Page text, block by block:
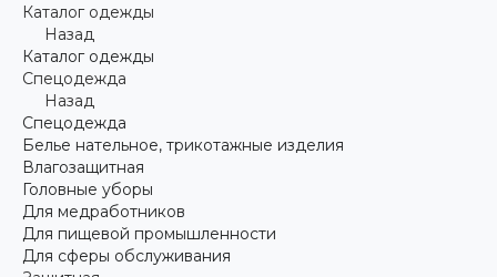
Каталог одежды
Назад
Каталог одежды
Спецодежда
Назад
Спецодежда
Белье нательное, трикотажные изделия
Влагозащитная
Головные уборы
Для медработников
Для пищевой промышленности
Для сферы обслуживания